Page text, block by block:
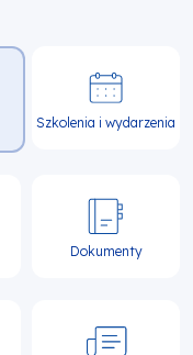
Szkolenia i wydarzenia
Dokumenty